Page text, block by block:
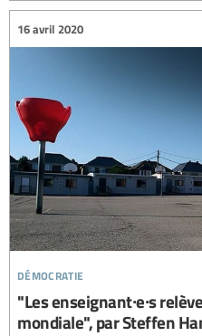
démocratie
16 avril 2020
"Les enseignant∙e∙s
mondiale", par Steffen